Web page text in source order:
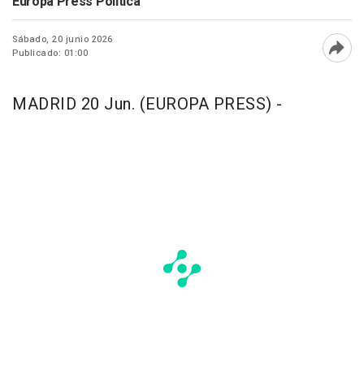
Sábado, 20 junio 2026
Publicado: 01:00
MADRID 20 Jun. (EUROPA PRESS) -